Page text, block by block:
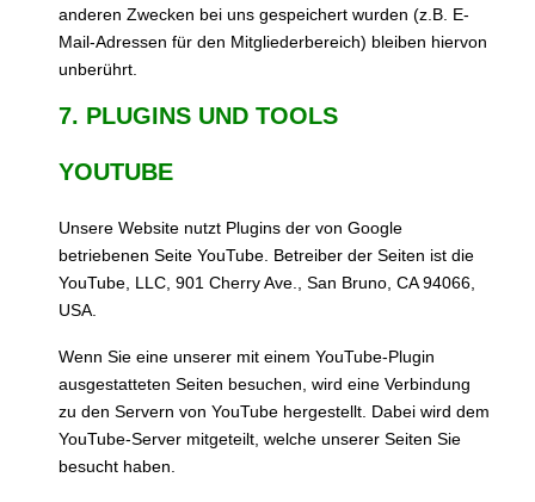
anderen Zwecken bei uns gespeichert wurden (z.B. E-
Mail-Adressen für den Mitgliederbereich) bleiben hiervon
unberührt.
7. PLUGINS UND TOOLS
YOUTUBE
Unsere Website nutzt Plugins der von Google
betriebenen Seite YouTube. Betreiber der Seiten ist die
YouTube, LLC, 901 Cherry Ave., San Bruno, CA 94066,
USA.
Wenn Sie eine unserer mit einem YouTube-Plugin
ausgestatteten Seiten besuchen, wird eine Verbindung
zu den Servern von YouTube hergestellt. Dabei wird dem
YouTube-Server mitgeteilt, welche unserer Seiten Sie
besucht haben.